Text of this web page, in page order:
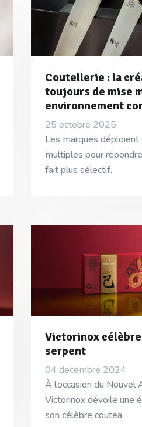
Coutellerie : la
toujours de mise
environnement
25 octobre 2025
Les marques
multiples pour
fait plus sélectif.
Victorinox
serpent
04 decembre 2024
À l’occasion du Nouvel
Victorinox dévoile une
son célèbre coutea